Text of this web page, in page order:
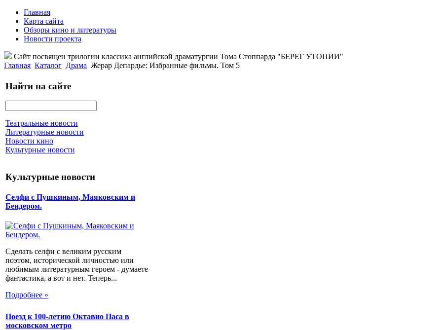
Главная
Карта сайта
Обзоры кино и литературы
Новости проекта
Сайт посвящен трилогии классика английской драматургии Тома Стоппарда "БЕРЕГ УТОПИИ"
Главная Каталог Драма Жерар Депардье: Избранные фильмы. Том 5
Найти на сайте
Театральные новости
Литературные новости
Новости кино
Культурные новости
Культурные новости
Селфи с Пушкиным, Маяковским и
Бендером.
Сделать селфи с великим русским
поэтом, исторической личностью или
любимым литературным героем - думаете
фантастика, а вот и нет. Теперь...
Подробнее »
Поезд к 100-летию Октавио Паса в
московском метро